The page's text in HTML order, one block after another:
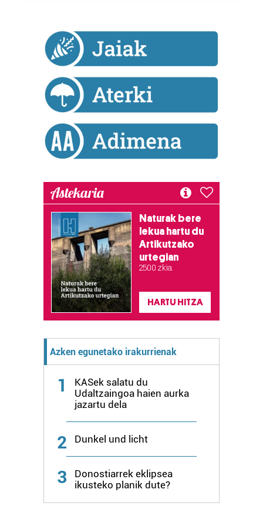
pertsonalizatuak eskaintzeko, iragarkiak eta edukia
neurtzeko, jendeari buruzko informazioa biltzeko eta
produktuak garatzeko. Zure datuak nork eta zertarako
erabiltzen dituen hauta dezakezu.
Bazkide batzuek ez dizute baimenik eskatzen, eta beren
bazkideen zerrenda, beren ustez zein helburutarako
duten interes legitimoa eta horren aurka nola egin
dezakezun ikusteko.
Lortu zure datu pertsonalak prozesatzeko moduari
buruzko informazio gehiago eta ezarri zure lehentasunak
datuen atalean. Edozein unetan alda edo ken dezakezu
zure baimena Cookieen adierazpenean.
Webgune honek cookie propioak eta hirugarrenen cookie-
fitxategiak erabiltzen ditu. Zure esperientzia eta
zerbitzuak hobetzeko asmoz, cookie teknologiaz
baliatzen gara. Ohar hau onartuz gero, teknologia hori
erabiltzeko baimen esplizitua ematen diguzu.Gehiago
Astekaria
Naturak bere
lekua hartu du
Artikutzako
urtegian
2.500 zkia.
HARTU HITZA
Azken egunetako irakurrienak
1
KASek salatu du
Udaltzaingoa haien aurka
jazartu dela
2 Dunkel und licht
3
Donostiarrek eklipsea
ikusteko planik dute?